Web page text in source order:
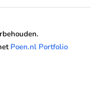
Poen.nl Portfolio